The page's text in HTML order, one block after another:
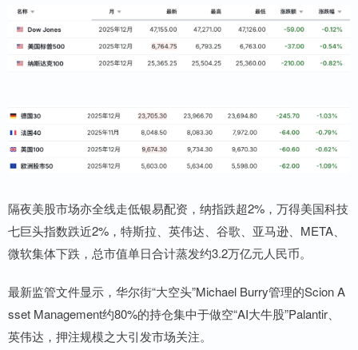
隔夜美股市场亦全线走低银易配资，纳指跌超2%，万得美国科技
七巨头指数跌近2%，特斯拉、英伟达、谷歌、亚马逊、META、
微软集体下跌，总市值单日合计蒸发约3.2万亿元人民币。
最新监管文件显示，华尔街“大空头”Michael Burry管理的Scion A
sset Management约80%的持仓集中于做空“AI大牛股”Palantir、
英伟达，押注规模之大引发市场关注。